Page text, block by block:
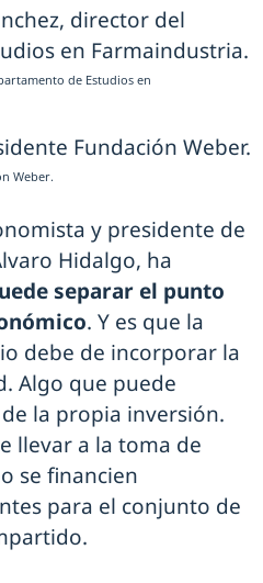
de Estudios en
Weber.
y presidente de
Hidalgo, ha
separar el punto
. Y es que la
debe de incorporar la
Algo que puede
la propia inversión.
llevar a la toma de
se financien
para el conjunto de